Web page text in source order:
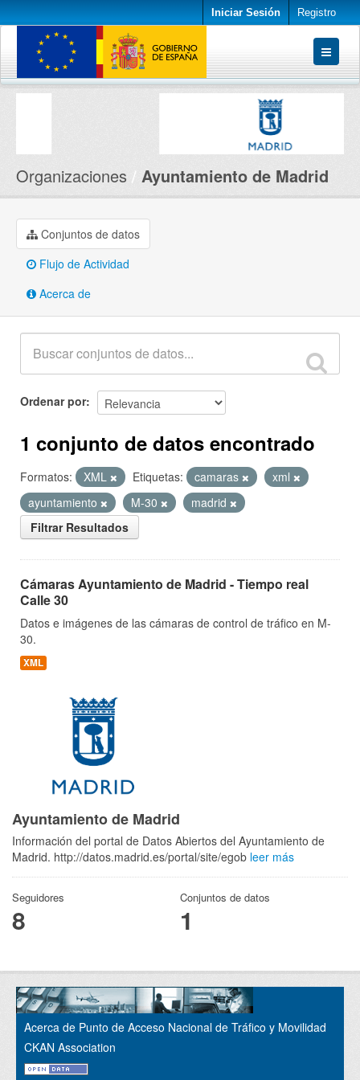
Iniciar Sesión Registro
Conjuntos de datos
Organizaciones Ayuntamiento de Madrid
Conjuntos de datos
Flujo de Actividad
Acerca de
Ordenar por
1 conjunto de datos encontrado
Formatos: XML Etiquetas: camaras
xml
ayuntamiento
M-30
madrid
Filtrar Resultados
Cámaras Ayuntamiento de Madrid - Tiempo real
Calle 30
Datos e imágenes de las cámaras de control de tráfico en M-
30.
XML
Ayuntamiento de Madrid
Información del portal de Datos Abiertos del Ayuntamiento de
Madrid. http://datos.madrid.es/portal/site/egob leer más
Seguidores
8
Conjuntos de datos
1
Acerca de Punto de Acceso Nacional de Tráfico y Movilidad
CKAN Association